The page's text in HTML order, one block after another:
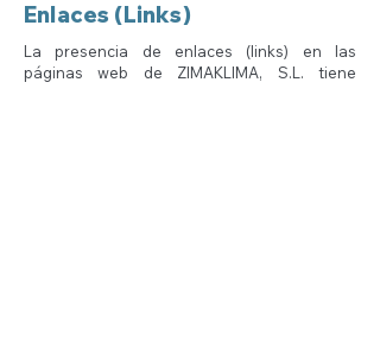
Enlaces (Links)
La presencia de enlaces (links) en las
páginas web de ZIMAKLIMA, S.L. tiene